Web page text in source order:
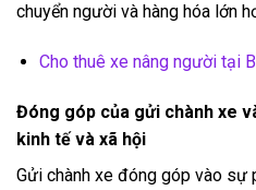
chuyển người và hàng hóa lớn
Cho thuê xe nâng người tại
Đóng góp của gửi chành xe
kinh tế và xã hội
Gửi chành xe đóng góp vào sự